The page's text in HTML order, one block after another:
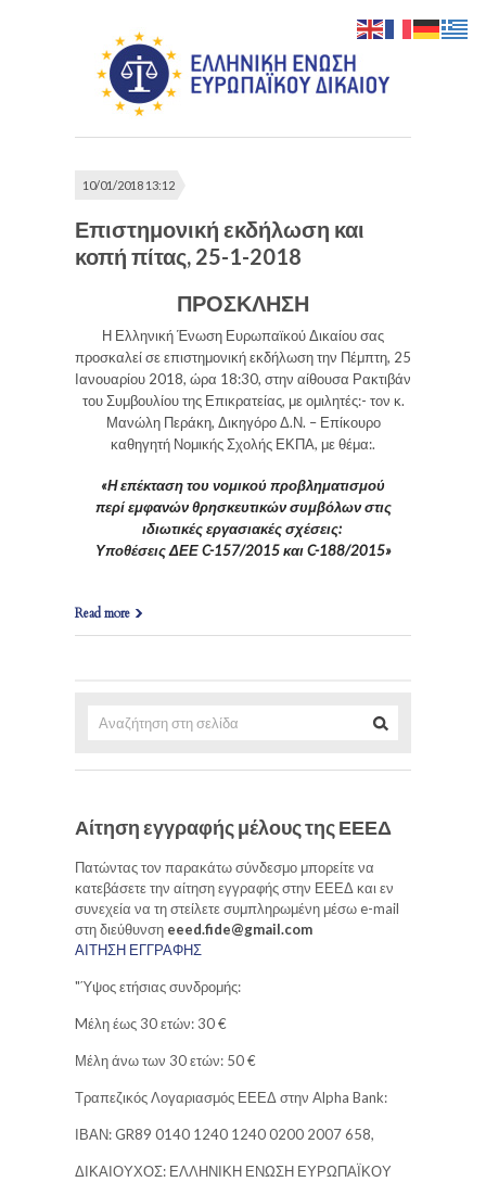
10/01/2018 13:12
Επιστημονική εκδήλωση και
κοπή πίτας, 25-1-2018
ΠΡΟΣΚΛΗΣΗ
Η Ελληνική Ένωση Ευρωπαϊκού Δικαίου σας
προσκαλεί σε επιστημονική εκδήλωση την Πέμπτη, 25
Ιανουαρίου 2018, ώρα 18:30, στην αίθουσα Ρακτιβάν
του Συμβουλίου της Επικρατείας, με ομιλητές:- τον κ.
Μανώλη Περάκη, Δικηγόρο Δ.Ν. – Επίκουρο
καθηγητή Νομικής Σχολής ΕΚΠΑ, με θέμα:.
«Η επέκταση του νομικού προβληματισμού
περί εμφανών θρησκευτικών συμβόλων στις
ιδιωτικές εργασιακές σχέσεις:
Υποθέσεις ΔΕΕ C-157/2015 και C-188/2015»
Read more
Αίτηση εγγραφής μέλους της ΕΕΕΔ
Πατώντας τον παρακάτω σύνδεσμο μπορείτε να
κατεβάσετε την αίτηση εγγραφής στην ΕΕΕΔ και εν
συνεχεία να τη στείλετε συμπληρωμένη μέσω e-mail
στη διεύθυνση eeed.fide@gmail.com
ΑΙΤΗΣΗ ΕΓΓΡΑΦΗΣ
"Ύψος ετήσιας συνδρομής:
Mέλη έως 30 ετών: 30 €
Μέλη άνω των 30 ετών: 50 €
Τραπεζικός Λογαριασμός ΕΕΕΔ στην Alpha Bank:
ΙΒΑΝ: GR89 0140 1240 1240 0200 2007 658,
ΔΙΚΑΙΟΥΧΟΣ: ΕΛΛΗΝΙΚΗ ΕΝΩΣΗ ΕΥΡΩΠΑΪΚΟΥ